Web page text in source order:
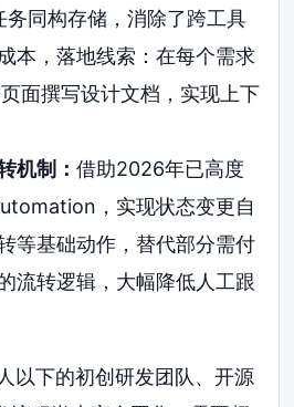
务同构存储，消除了跨工具
本，落地线索：在每个需求
面撰写设计文档，实现上下
机制： 借助2026年已高度
，实现状态变更自
等基础动作，替代部分需付
流转逻辑，大幅降低人工跟
以下的初创研发团队、开源